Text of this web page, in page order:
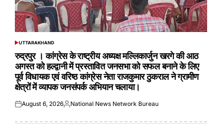
POSTED
UTTARAKHAND
रुद्रपुर । कांग्रेस के राष्ट्रीय अध्यक्ष मल्लिकार्जुन खरगे की आठ
अगस्त को हल्द्वानी में प्रस्तावित जनसभा को सफल बनाने के लिए
पूर्व विधायक एवं वरिष्ठ कांग्रेस नेता राजकुमार ठुकराल ने ग्रामीण
क्षेत्रों में व्यापक जनसंपर्क अभियान चलाया।
Posted
August 6, 2026Posted
National News Network Bureau